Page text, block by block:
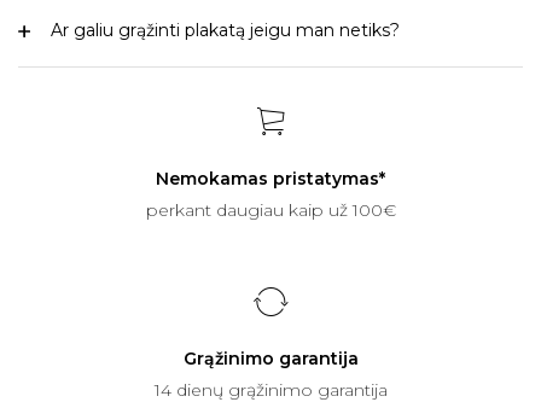
Ar galiu grąžinti plakatą jeigu man netiks?
Nemokamas pristatymas*
perkant daugiau kaip už 100€
Grąžinimo garantija
14 dienų grąžinimo garantija